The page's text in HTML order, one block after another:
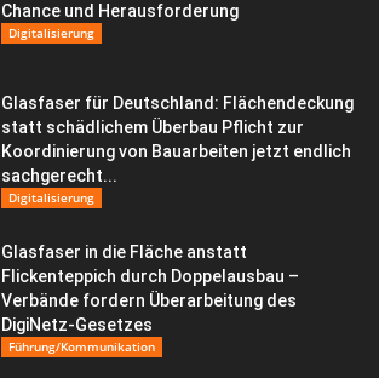
Chance und Herausforderung
Digitalisierung
Glasfaser für Deutschland: Flächendeckung
statt schädlichem Überbau Pflicht zur
Koordinierung von Bauarbeiten jetzt endlich
sachgerecht...
Digitalisierung
Glasfaser in die Fläche anstatt
Flickenteppich durch Doppelausbau –
Verbände fordern Überarbeitung des
DigiNetz-Gesetzes
Führung/Kommunikation